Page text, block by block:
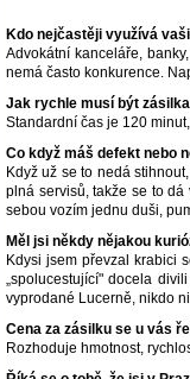
Kdo nejčastěji využívá
Advokátní kanceláře,
nemá často konkurence.
Jak rychle musí být
Standardní čas je 120
Co když máš defekt nebo
Když už se to nedá
plná servisů, takže se to dá
sebou vozím jednu duši,
Měl jsi někdy nějakou
Kdysi jsem převzal krabici
„spolucestující" docela
vyprodané Lucerně, nikdo
Cena za zásilku se u vás
Rozhoduje hmotnost,